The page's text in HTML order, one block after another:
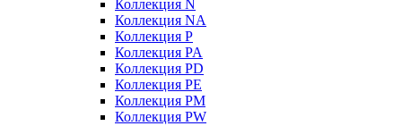
Коллекция N
Коллекция NA
Коллекция P
Коллекция PA
Коллекция PD
Коллекция PE
Коллекция PM
Коллекция PW